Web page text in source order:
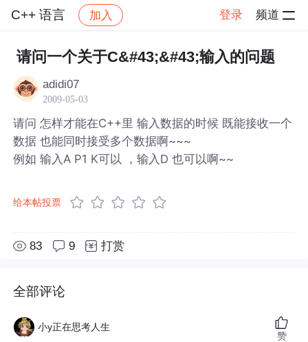
C++ 语言 加入 登录 频道
社区 C++ 语言
请问一个关于C&#43;&#43;输入的问题
adidi07
2009-05-03
请问 怎样才能在C++里 输入数据的时候 既能接收一个
数据 也能同时接受多个数据啊~~~
例如 输入A P1 K可以 ，输入D 也可以啊~~
给本帖投票
83 9 打赏
全部评论
小y正在思考人生
赞